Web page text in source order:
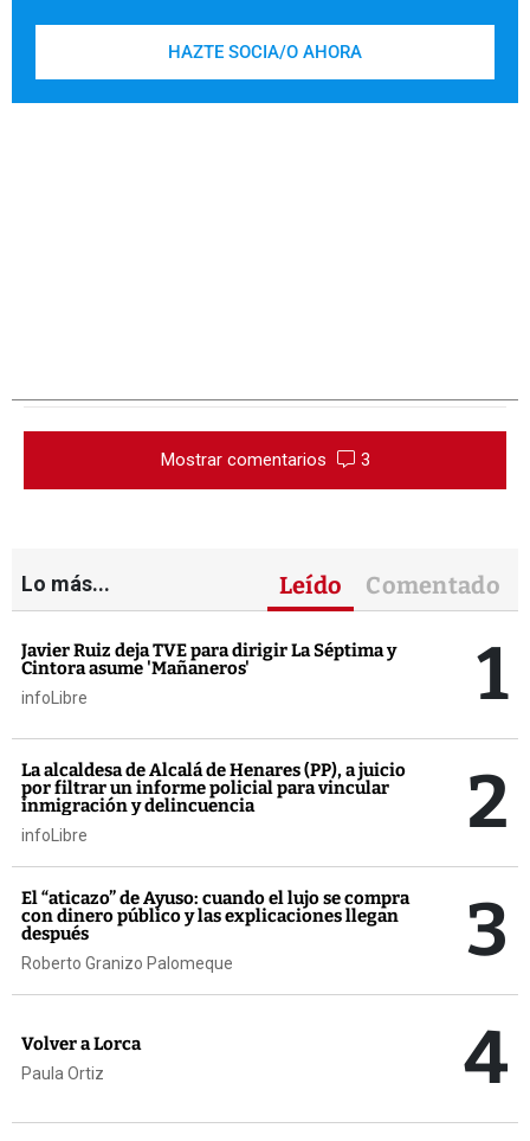
HAZTE SOCIA/O AHORA
Mostrar comentarios 3
Lo más... Leído Comentado
Javier Ruiz deja TVE para dirigir La Séptima y
Cintora asume 'Mañaneros'
infoLibre 1
La alcaldesa de Alcalá de Henares (PP), a juicio
por filtrar un informe policial para vincular
inmigración y delincuencia
infoLibre 2
El “aticazo” de Ayuso: cuando el lujo se compra
con dinero público y las explicaciones llegan
después
Roberto Granizo Palomeque 3
Volver a Lorca
Paula Ortiz 4